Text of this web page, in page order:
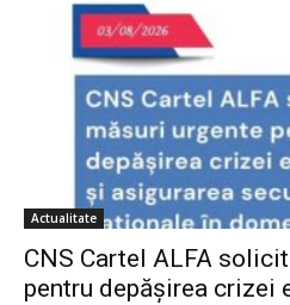
Actualitate
CNS Cartel ALFA
pentru depășirea crizei